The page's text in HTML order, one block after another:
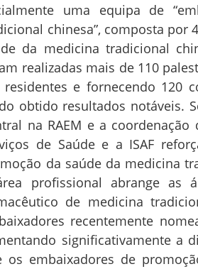
uma equipa de
chinesa”, composta por
da medicina tradicional
realizadas mais de 110
e fornecendo 120
obtido resultados notáveis.
na RAEM e a
de Saúde e a ISAF
da saúde da medicina
profissional abrange as
de medicina
recentemente
significativamente a
os embaixadores de